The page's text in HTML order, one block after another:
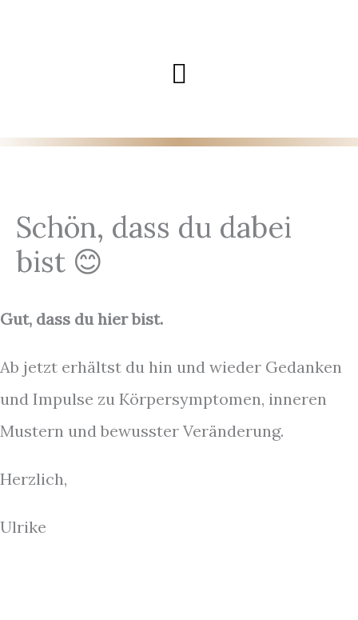
Hauptmenü
Schön, dass du dabei
bist 😊
Gut, dass du hier bist.
Ab jetzt erhältst du hin und wieder Gedanken
und Impulse zu Körpersymptomen, inneren
Mustern und bewusster Veränderung.
Herzlich,
Ulrike